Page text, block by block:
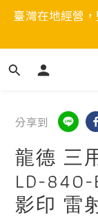
臺灣在地經營
分享到
龍德 三
LD-
影印 雷